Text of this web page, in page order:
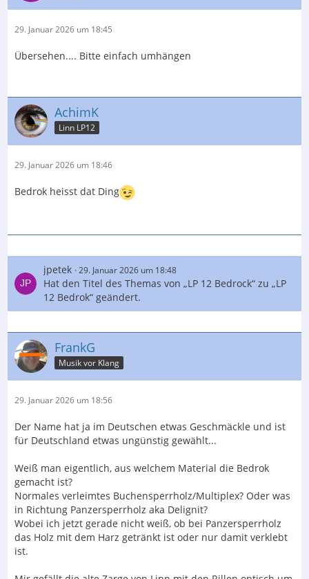
29. Januar 2026 um 18:45
Übersehen.... Bitte einfach umhängen
AchimK
Linn LP12
29. Januar 2026 um 18:46
Bedrok heisst dat Ding
jpetek 29. Januar 2026 um 18:48
Hat den Titel des Themas von „LP 12 Bedrock“ zu „LP
12 Bedrok“ geändert.
FrankG
Musik vor Klang
29. Januar 2026 um 18:56
Der Name hat ja im Deutschen etwas Geschmäckle und ist
für Deutschland etwas ungünstig gewählt...
Weiß man eigentlich, aus welchem Material die Bedrok
gemacht ist?
Normales verleimtes Buchensperrholz/Multiplex? Oder was
in Richtung Panzersperrholz aka Delignit?
Wobei ich jetzt gerade nicht weiß, ob bei Panzersperrholz
das Holz mit dem Harz getränkt ist oder nur damit verklebt
ist.